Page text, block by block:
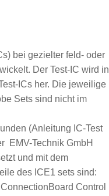
bei gezielter feld- oder
Der Test-IC wird in
ICs her. Die jeweilige
Sets sind nicht im
(Anleitung IC-Test
EMV-Technik GmbH
und mit dem
des ICE1 sets sind:
Control